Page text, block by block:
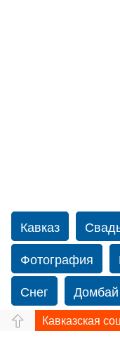
Кавказ
Фотография
Снег
Домбай
Путешествие
Кавказская